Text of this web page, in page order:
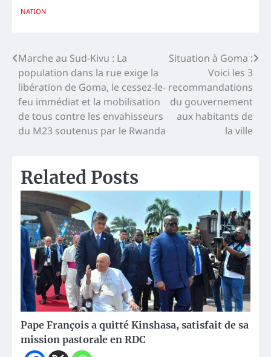
NATION
Navigation
de
l’article
Marche au Sud-Kivu : La
population dans la rue exige la
libération de Goma, le cessez-le-
feu immédiat et la mobilisation
de tous contre les envahisseurs
du M23 soutenus par le Rwanda
Situation à Goma :
Voici les 3
recommandations
du gouvernement
aux habitants de
la ville
Related Posts
Pape François a quitté Kinshasa, satisfait de sa
mission pastorale en RDC